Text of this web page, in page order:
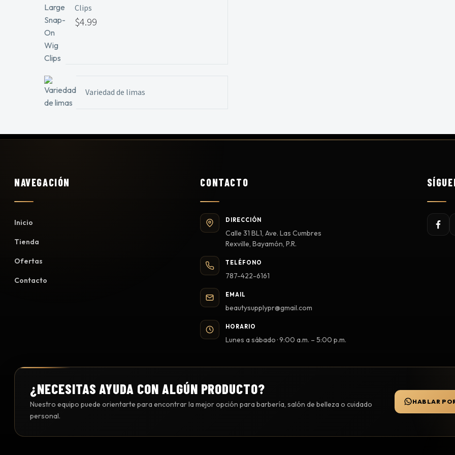
Clips
$4.99
Variedad de limas
NAVEGACIÓN
Inicio
Tienda
Ofertas
Contacto
CONTACTO
DIRECCIÓN
Calle 31 BL1, Ave. Las Cumbres
Rexville, Bayamón, P.R.
TELÉFONO
787-422-6161
EMAIL
beautysupplypr@gmail.com
HORARIO
Lunes a sábado · 9:00 a.m. – 5:00 p.m.
¿NECESITAS AYUDA CON ALGÚN PRODUCTO?
Nuestro equipo puede orientarte para encontrar la mejor opción para barbería, salón de belleza o cuidado
personal.
HABLAR